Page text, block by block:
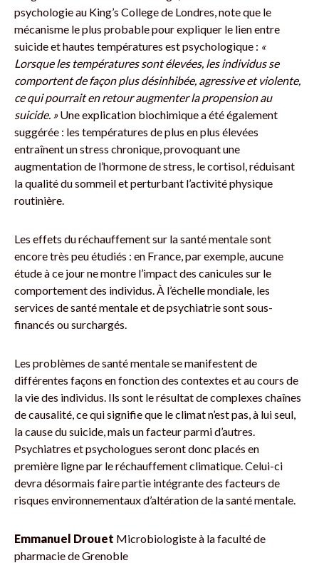
psychologie au King’s College de Londres, note que le
mécanisme le plus probable pour expliquer le lien entre
suicide et hautes températures est psychologique : «
Lorsque les températures sont élevées, les individus se
comportent de façon plus désinhibée, agressive et violente,
ce qui pourrait en retour augmenter la propension au
suicide. »Une explication biochimique a été également
suggérée : les températures de plus en plus élevées
entraînent un stress chronique, provoquant une
augmentation de l’hormone de stress, le cortisol, réduisant
la qualité du sommeil et perturbant l’activité physique
routinière.
Les effets du réchauffement sur la santé mentale sont
encore très peu étudiés : en France, par exemple, aucune
étude à ce jour ne montre l’impact des canicules sur le
comportement des individus. À l’échelle mondiale, les
services de santé mentale et de psychiatrie sont sous-
financés ou surchargés.
Les problèmes de santé mentale se manifestent de
différentes façons en fonction des contextes et au cours de
la vie des individus. Ils sont le résultat de complexes chaînes
de causalité, ce qui signifie que le climat n’est pas, à lui seul,
la cause du suicide, mais un facteur parmi d’autres.
Psychiatres et psychologues seront donc placés en
première ligne par le réchauffement climatique. Celui-ci
devra désormais faire partie intégrante des facteurs de
risques environnementaux d’altération de la santé mentale.
Emmanuel Drouet Microbiologiste à la faculté de
pharmacie de Grenoble